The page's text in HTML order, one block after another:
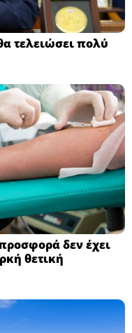
τελειώσει πολύ
δεν έχει
θετική